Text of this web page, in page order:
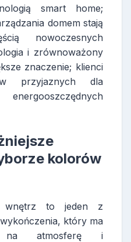
smart home;
domem stają
nowoczesnych
i zrównoważony
znaczenie; klienci
przyjaznych dla
kolorów
wnętrz to jeden z
który ma
na atmosferę i